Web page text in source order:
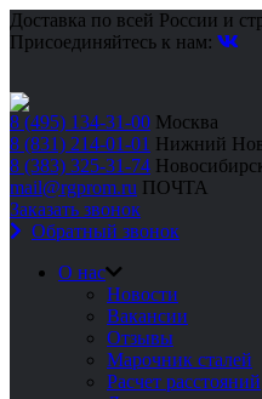
Доставка по всей России и
Присоединяйтесь к нам:
8 (495) 134-31-00 Москва
8 (831) 214-01-01 Нижний
8 (383) 325-31-74
mail@rgprom.ru ПОЧТА
Заказать звонок
Обратный звонок
О нас
Новости
Вакансии
Отзывы
Марочник сталей
Расчет расстояний